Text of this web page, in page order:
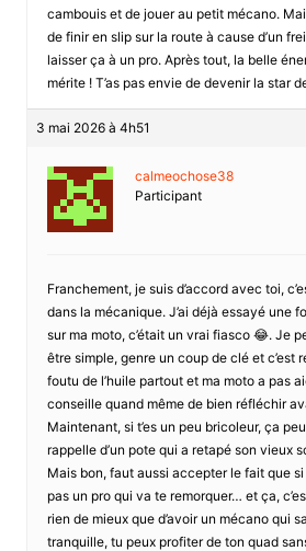
cambouis et de jouer au petit mécano.
de finir en slip sur la route à cause d’un
laisser ça à un pro. Après tout, la belle
mérite ! T’as pas envie de devenir la star
3 mai 2026 à 4h51
calmeochose38
Participant
Franchement, je suis d’accord avec toi,
dans la mécanique. J’ai déjà essayé une
sur ma moto, c’était un vrai fiasco 😂. Je
être simple, genre un coup de clé et c’est
foutu de l’huile partout et ma moto a pas
conseille quand même de bien réfléchir
Maintenant, si t’es un peu bricoleur, ça
rappelle d’un pote qui a retapé son vieux
Mais bon, faut aussi accepter le fait que si
pas un pro qui va te remorquer… et ça,
rien de mieux que d’avoir un mécano qui
tranquille, tu peux profiter de ton quad